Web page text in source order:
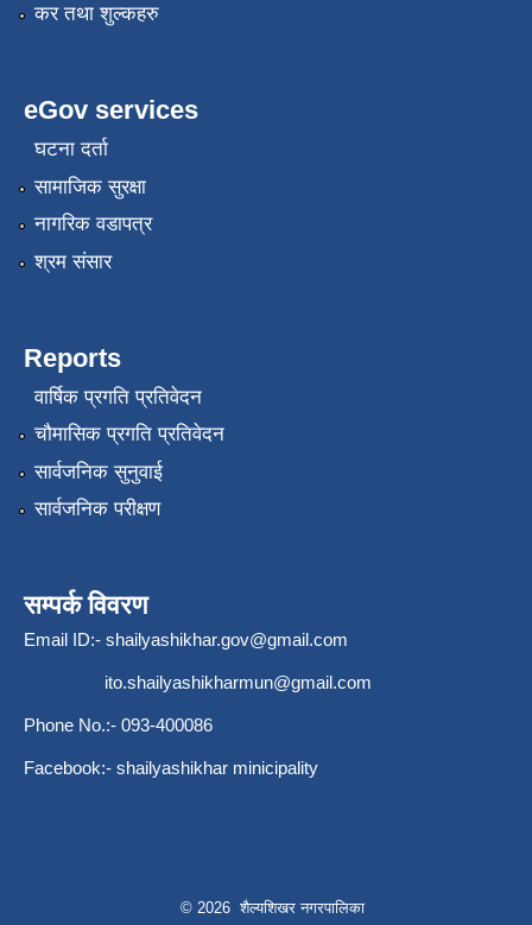
कर तथा शुल्कहरु
eGov services
घटना दर्ता
सामाजिक सुरक्षा
नागरिक वडापत्र
श्रम संसार
Reports
वार्षिक प्रगति प्रतिवेदन
चौमासिक प्रगति प्रतिवेदन
सार्वजनिक सुनुवाई
सार्वजनिक परीक्षण
सम्पर्क विवरण
Email ID:- shailyashikhar.gov@gmail.com
ito.shailyashikharmun@gmail.com
Phone No.:- 093-400086
Facebook:- shailyashikhar minicipality
© 2026 शैल्यशिखर नगरपालिका